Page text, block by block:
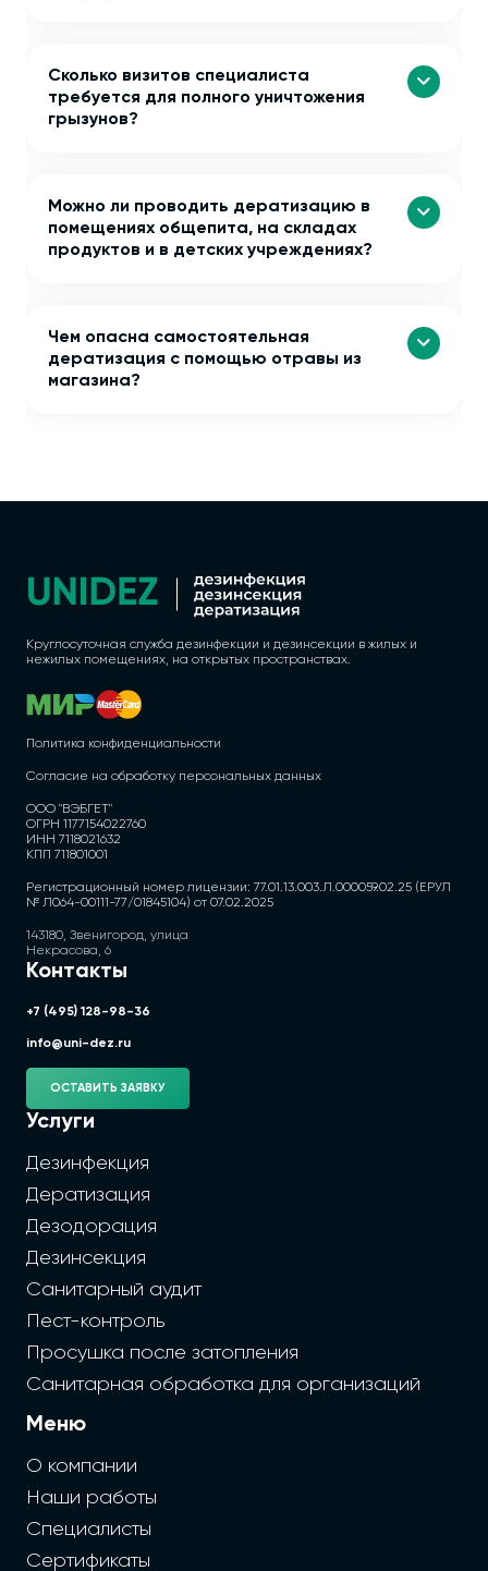
Сколько визитов специалиста
требуется для полного уничтожения
грызунов?
Можно ли проводить дератизацию в
помещениях общепита, на складах
продуктов и в детских учреждениях?
Чем опасна самостоятельная
дератизация с помощью отравы из
магазина?
Круглосуточная служба дезинфекции и дезинсекции в жилых и
нежилых помещениях, на открытых пространствах.
Политика конфиденциальности
Согласие на обработку персональных данных
ООО "ВЭБГЕТ"
ОГРН 1177154022760
ИНН 7118021632
КПП 711801001
Регистрационный номер лицензии: 77.01.13.003.Л.000059.02.25 (ЕРУЛ
№ Л064-00111-77/01845104) от 07.02.2025
143180, Звенигород, улица
Некрасова, 6
Контакты
+7 (495) 128-98-36
info@uni-dez.ru
ОСТАВИТЬ ЗАЯВКУ
Услуги
Дезинфекция
Дератизация
Дезодорация
Дезинсекция
Санитарный аудит
Пест-контроль
Просушка после затопления
Санитарная обработка для организаций
Меню
О компании
Наши работы
Специалисты
Сертификаты